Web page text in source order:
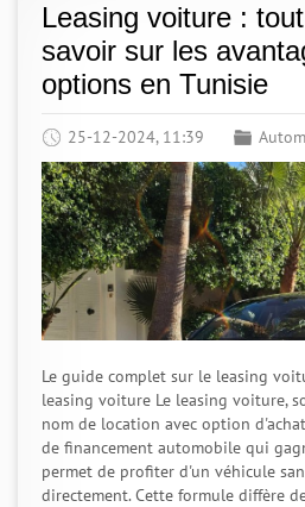
Leasing voiture :
savoir sur les
options en Tunisie
25-12-2024, 11:39
Le guide complet sur le leasing
leasing voiture Le leasing voiture,
nom de location avec option
de financement automobile qui
permet de profiter d'un véhicule
directement. Cette formule diffère